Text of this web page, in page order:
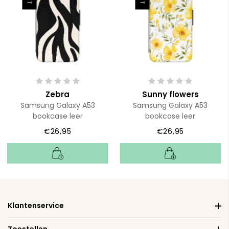
Zebra
Samsung Galaxy A53
bookcase leer
€26,95
Sunny flowers
Samsung Galaxy A53
bookcase leer
€26,95
Klantenservice